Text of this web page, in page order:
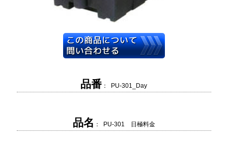
品番 ： PU-301_Day
品名 ： PU-301 日極料金